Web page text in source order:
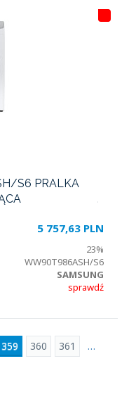
S
T
S6 PRALKA
5 757,63 PLN
23%
WW90T986ASH/S6
SAMSUNG
sprawdź
359 360 361
…